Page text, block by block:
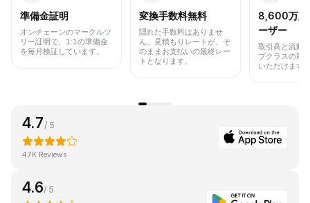
準備金証明
オンチェーンのマークルツ
リー証明で、1:1の準備金
を毎月検証しています。
変換手数料無料
隠れた手数料はありませ
ん。見積もりレートが、そ
のままお支払いの最終レー
トとなります。
8,600万人
ーザー
取引高と流動
プクラスの取
いただけます
4.7/ 5
47K Reviews
4.6/ 5